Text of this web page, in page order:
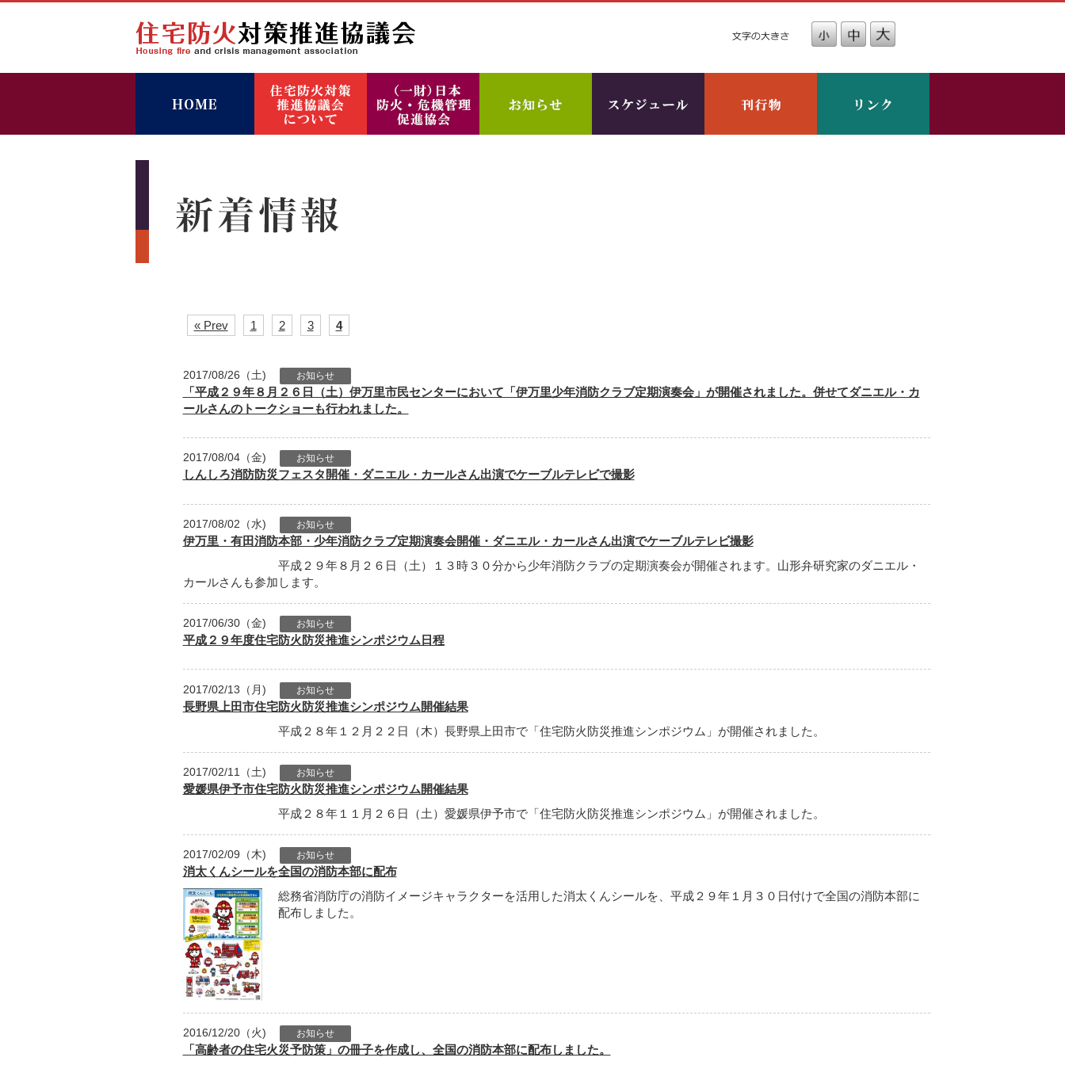
« Prev 1 2 3 4
2017/08/26（土) お知らせ
「平成２９年８月２６日（土）伊万里市民センターにおいて「伊万里少年消防クラブ定期演奏会」が開催されました。併せてダニエル・カ
ールさんのトークショーも行われました。
2017/08/04（金) お知らせ
しんしろ消防防災フェスタ開催・ダニエル・カールさん出演でケーブルテレビで撮影
2017/08/02（水) お知らせ
伊万里・有田消防本部・少年消防クラブ定期演奏会開催・ダニエル・カールさん出演でケーブルテレビ撮影
平成２９年８月２６日（土）１３時３０分から少年消防クラブの定期演奏会が開催されます。山形弁研究家のダニエル・
カールさんも参加します。
2017/06/30（金) お知らせ
平成２９年度住宅防火防災推進シンポジウム日程
2017/02/13（月) お知らせ
長野県上田市住宅防火防災推進シンポジウム開催結果
平成２８年１２月２２日（木）長野県上田市で「住宅防火防災推進シンポジウム」が開催されました。
2017/02/11（土) お知らせ
愛媛県伊予市住宅防火防災推進シンポジウム開催結果
平成２８年１１月２６日（土）愛媛県伊予市で「住宅防火防災推進シンポジウム」が開催されました。
2017/02/09（木) お知らせ
消太くんシールを全国の消防本部に配布
総務省消防庁の消防イメージキャラクターを活用した消太くんシールを、平成２９年１月３０日付けで全国の消防本部に
配布しました。
2016/12/20（火) お知らせ
「高齢者の住宅火災予防策」の冊子を作成し、全国の消防本部に配布しました。